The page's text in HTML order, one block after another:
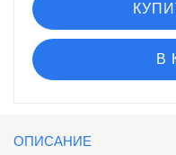
В
ОПИСАНИЕ